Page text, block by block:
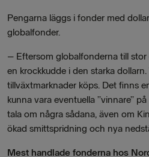
Pengarna läggs i fonder med
globalfonder.
– Eftersom globalfonderna till
en krockkudde i den starka
tillväxtmarknader köps. Det finns
kunna vara eventuella ”vinnare”
tala om några sådana, även om
ökad smittspridning och nya
Mest handlade fonderna hos